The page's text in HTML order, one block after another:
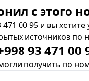
c этого
00 95 и вы хотите
источников по
93 471 00
получить по